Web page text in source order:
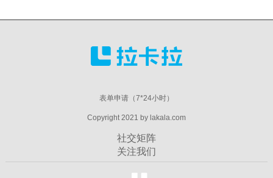
表单申请（7*24小时）
Copyright 2021 by lakala.com
社交矩阵
关注我们